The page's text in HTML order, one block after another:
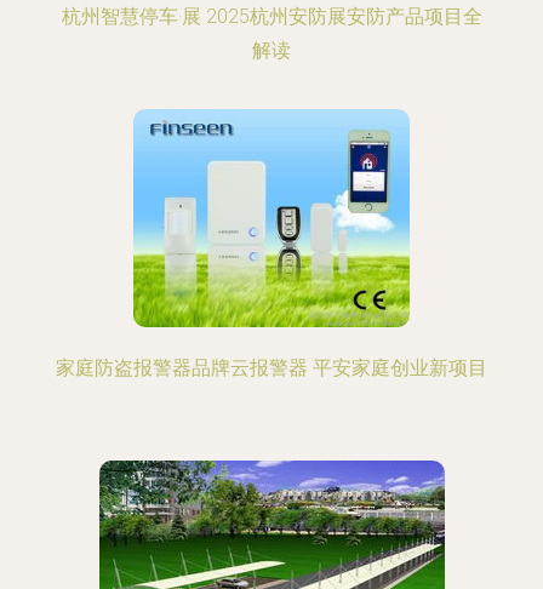
杭州智慧停车·展 2025杭州安防展安防产品项目全
解读
家庭防盗报警器品牌云报警器 平安家庭创业新项目